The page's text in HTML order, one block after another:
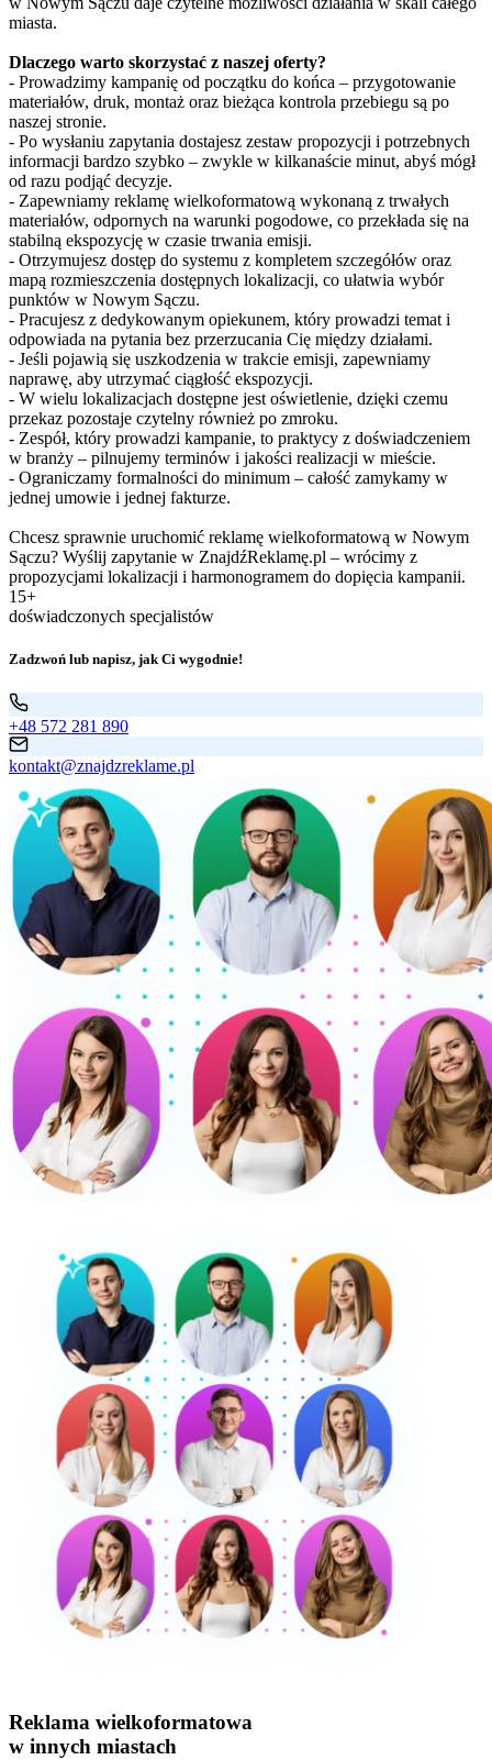
miasta.
Dlaczego warto skorzystać z naszej oferty?
- Prowadzimy kampanię od początku do końca – przygotowanie
materiałów, druk, montaż oraz bieżąca kontrola przebiegu są po
naszej stronie.
- Po wysłaniu zapytania dostajesz zestaw propozycji i potrzebnych
informacji bardzo szybko – zwykle w kilkanaście minut, abyś mógł
od razu podjąć decyzje.
- Zapewniamy reklamę wielkoformatową wykonaną z trwałych
materiałów, odpornych na warunki pogodowe, co przekłada się na
stabilną ekspozycję w czasie trwania emisji.
- Otrzymujesz dostęp do systemu z kompletem szczegółów oraz
mapą rozmieszczenia dostępnych lokalizacji, co ułatwia wybór
punktów w Nowym Sączu.
- Pracujesz z dedykowanym opiekunem, który prowadzi temat i
odpowiada na pytania bez przerzucania Cię między działami.
- Jeśli pojawią się uszkodzenia w trakcie emisji, zapewniamy
naprawę, aby utrzymać ciągłość ekspozycji.
- W wielu lokalizacjach dostępne jest oświetlenie, dzięki czemu
przekaz pozostaje czytelny również po zmroku.
- Zespół, który prowadzi kampanie, to praktycy z doświadczeniem
w branży – pilnujemy terminów i jakości realizacji w mieście.
- Ograniczamy formalności do minimum – całość zamykamy w
jednej umowie i jednej fakturze.
Chcesz sprawnie uruchomić reklamę wielkoformatową w Nowym
Sączu? Wyślij zapytanie w ZnajdźReklamę.pl – wrócimy z
propozycjami lokalizacji i harmonogramem do dopięcia kampanii.
15+
doświadczonych specjalistów
Zadzwoń lub napisz, jak Ci wygodnie!
+48 572 281 890
kontakt@znajdzreklame.pl
Reklama wielkoformatowa
w innych miastach